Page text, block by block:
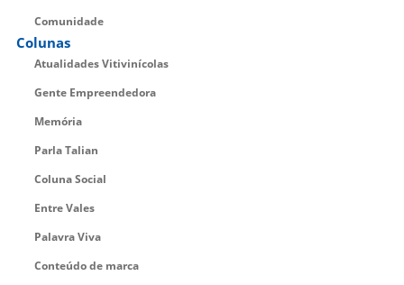
Comunidade
Colunas
Atualidades Vitivinícolas
Gente Empreendedora
Memória
Parla Talian
Coluna Social
Entre Vales
Palavra Viva
Conteúdo de marca